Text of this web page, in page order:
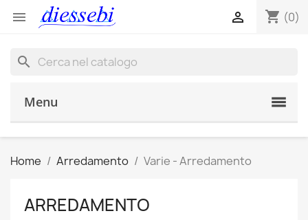
 shopping_cart (0)

search
Menu
Home Arredamento Varie - Arredamento
ARREDAMENTO